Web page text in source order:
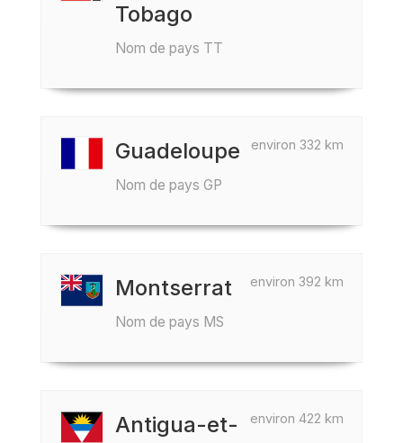
Tobago
Nom de pays TT
environ 332 km
Guadeloupe
Nom de pays GP
environ 392 km
Montserrat
Nom de pays MS
environ 422 km
Antigua-et-